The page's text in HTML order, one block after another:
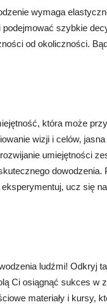
wymaga
szybkie
od okoliczności.
która może
wizji i celów,
umiejętności
dowodzenia.
ucz się
ludźmi! Odkryj
Ci osiągnąć sukces w
materiały i kursy,